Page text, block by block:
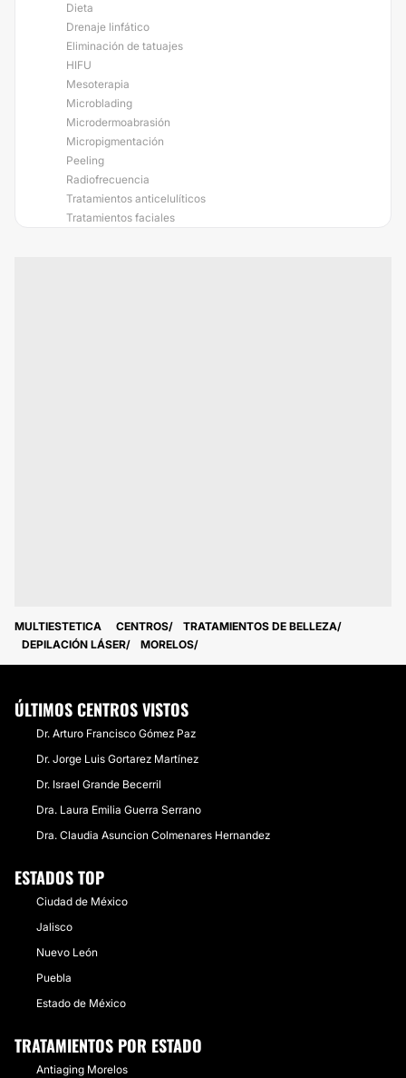
Dieta
Drenaje linfático
Eliminación de tatuajes
HIFU
Mesoterapia
Microblading
Microdermoabrasión
Micropigmentación
Peeling
Radiofrecuencia
Tratamientos anticelulíticos
Tratamientos faciales
MULTIESTETICA CENTROS
TRATAMIENTOS DE BELLEZA
DEPILACIÓN LÁSER
MORELOS
ÚLTIMOS CENTROS VISTOS
Dr. Arturo Francisco Gómez Paz
Dr. Jorge Luis Gortarez Martínez
Dr. Israel Grande Becerril
Dra. Laura Emilia Guerra Serrano
Dra. Claudia Asuncion Colmenares Hernandez
ESTADOS TOP
Ciudad de México
Jalisco
Nuevo León
Puebla
Estado de México
TRATAMIENTOS POR ESTADO
Antiaging Morelos